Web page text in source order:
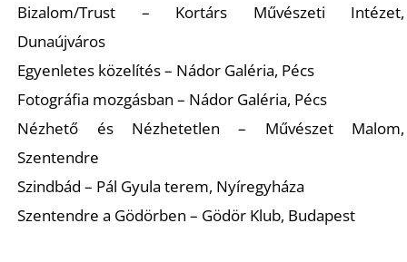
Bizalom/Trust – Kortárs Művészeti Intézet,
Dunaújváros
Egyenletes közelítés – Nádor Galéria, Pécs
Fotográfia mozgásban – Nádor Galéria, Pécs
Nézhető és Nézhetetlen – Művészet Malom,
Szentendre
Szindbád – Pál Gyula terem, Nyíregyháza
Szentendre a Gödörben – Gödör Klub, Budapest